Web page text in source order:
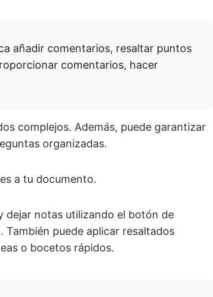
añadir comentarios, resaltar puntos
comentarios, hacer
complejos. Además, puede garantizar
organizadas.
a tu documento.
dejar notas utilizando el botón de
puede aplicar resaltados
o bocetos rápidos.